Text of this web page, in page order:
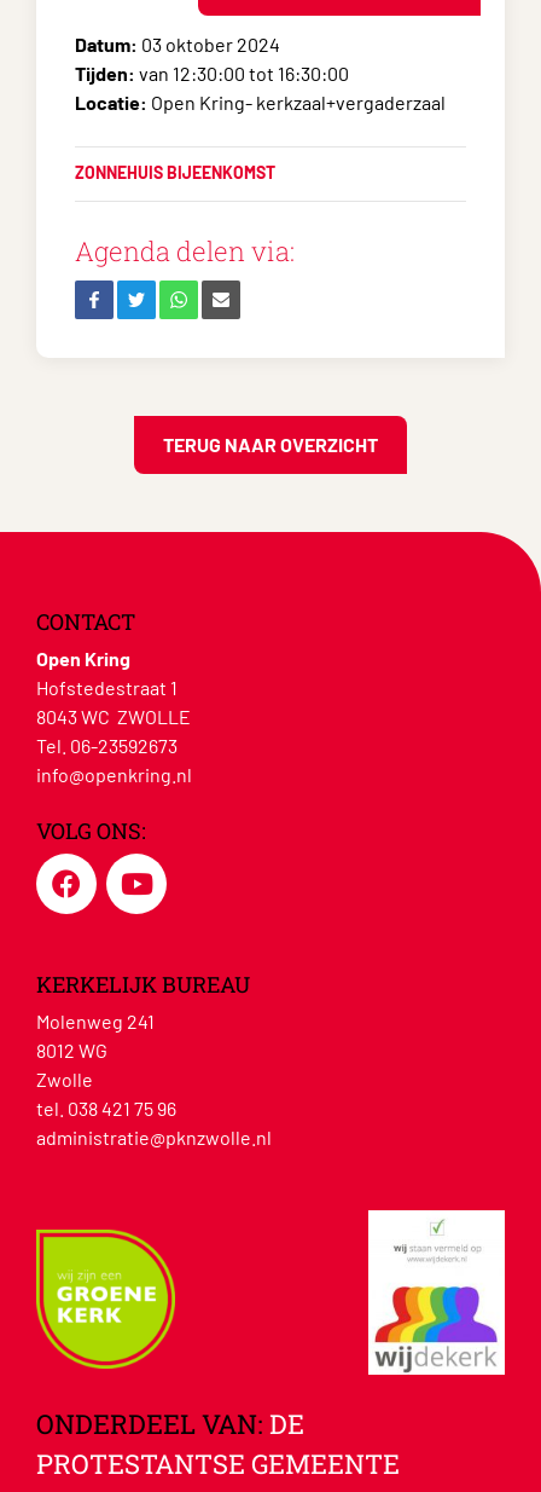
Datum: 03 oktober 2024
Tijden: van 12:30:00 tot 16:30:00
Locatie: Open Kring- kerkzaal+vergaderzaal
ZONNEHUIS BIJEENKOMST
Agenda delen via:
TERUG NAAR OVERZICHT
CONTACT
Open Kring
Hofstedestraat 1
8043 WC ZWOLLE
Tel. 06-23592673
info@openkring.nl
VOLG ONS:
KERKELIJK BUREAU
Molenweg 241
8012 WG
Zwolle
tel. 038 421 75 96
administratie@pknzwolle.nl
ONDERDEEL VAN: DE
PROTESTANTSE GEMEENTE